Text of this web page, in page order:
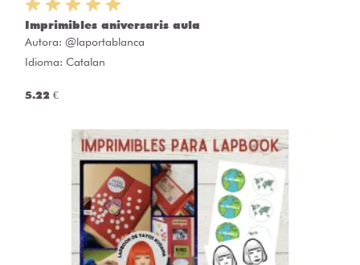
Imprimibles aniversaris aula
Autora: @laportablanca
Idioma: Catalan
5.22 €